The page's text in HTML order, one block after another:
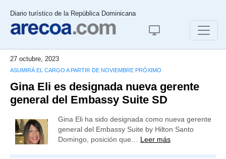
Diario turístico de la República Dominicana
27 octubre, 2023
ASUMIRÁ EL CARGO A PARTIR DE NOVIEMBRE PRÓXIMO
Gina Eli es designada nueva gerente
general del Embassy Suite SD
Gina Eli ha sido designada como nueva gerente
general del Embassy Suite by Hilton Santo
Domingo, posición que… Leer más